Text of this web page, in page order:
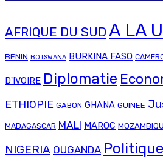
AFRIQUE DU SUD A LA
BENIN BOTSWANA BURKINA FASO
D'IVOIRE Diplomatie
ETHIOPIE GABON GHANA GUINEE
MADAGASCAR MALI MAROC
NIGERIA OUGANDA Politique